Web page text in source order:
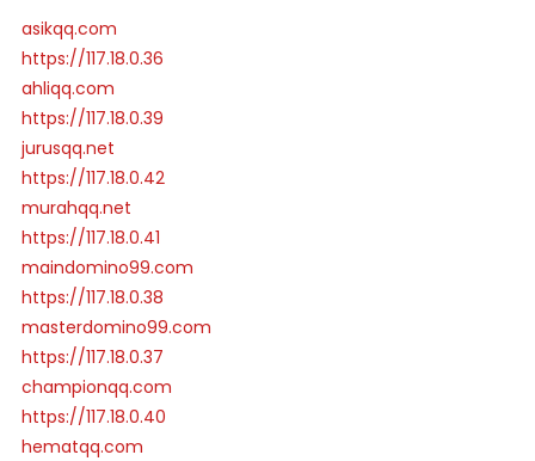
asikqq.com
https://117.18.0.36
ahliqq.com
https://117.18.0.39
jurusqq.net
https://117.18.0.42
murahqq.net
https://117.18.0.41
maindomino99.com
https://117.18.0.38
masterdomino99.com
https://117.18.0.37
championqq.com
https://117.18.0.40
hematqq.com